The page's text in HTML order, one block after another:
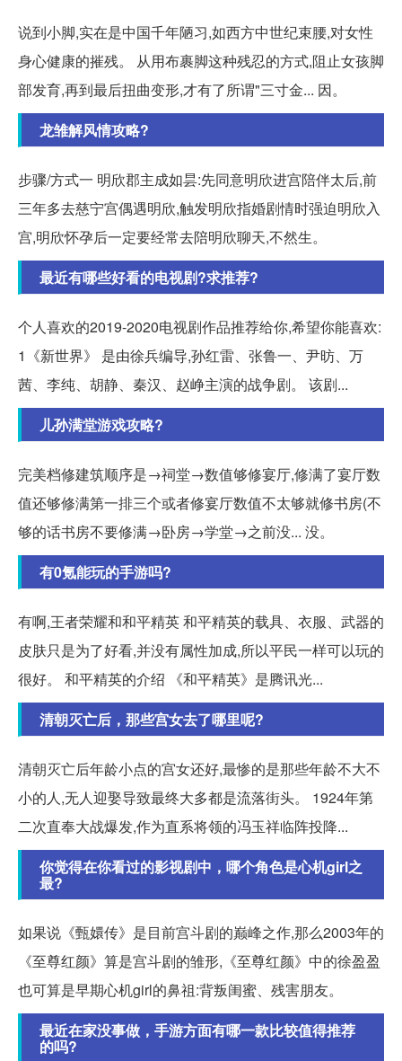
说到小脚,实在是中国千年陋习,如西方中世纪束腰,对女性
身心健康的摧残。 从用布裹脚这种残忍的方式,阻止女孩脚
部发育,再到最后扭曲变形,才有了所谓"三寸金... 因。
龙雏解风情攻略?
步骤/方式一 明欣郡主成如昙:先同意明欣进宫陪伴太后,前
三年多去慈宁宫偶遇明欣,触发明欣指婚剧情时强迫明欣入
宫,明欣怀孕后一定要经常去陪明欣聊天,不然生。
最近有哪些好看的电视剧?求推荐?
个人喜欢的2019-2020电视剧作品推荐给你,希望你能喜欢:
1《新世界》 是由徐兵编导,孙红雷、张鲁一、尹昉、万
茜、李纯、胡静、秦汉、赵峥主演的战争剧。 该剧...
儿孙满堂游戏攻略?
完美档修建筑顺序是→祠堂→数值够修宴厅,修满了宴厅数
值还够修满第一排三个或者修宴厅数值不太够就修书房(不
够的话书房不要修满→卧房→学堂→之前没... 没。
有0氪能玩的手游吗?
有啊,王者荣耀和和平精英 和平精英的载具、衣服、武器的
皮肤只是为了好看,并没有属性加成,所以平民一样可以玩的
很好。 和平精英的介绍 《和平精英》是腾讯光...
清朝灭亡后，那些宫女去了哪里呢?
清朝灭亡后年龄小点的宫女还好,最惨的是那些年龄不大不
小的人,无人迎娶导致最终大多都是流落街头。 1924年第
二次直奉大战爆发,作为直系将领的冯玉祥临阵投降...
你觉得在你看过的影视剧中，哪个角色是心机girl之
最?
如果说《甄嬛传》是目前宫斗剧的巅峰之作,那么2003年的
《至尊红颜》算是宫斗剧的雏形,《至尊红颜》中的徐盈盈
也可算是早期心机girl的鼻祖:背叛闺蜜、残害朋友。
最近在家没事做，手游方面有哪一款比较值得推荐
的吗?